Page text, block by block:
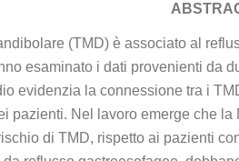
(TMD) è associato al
esaminato i dati provenienti da
evidenzia la connessione tra i
pazienti. Nel lavoro emerge che
di TMD, rispetto ai pazienti